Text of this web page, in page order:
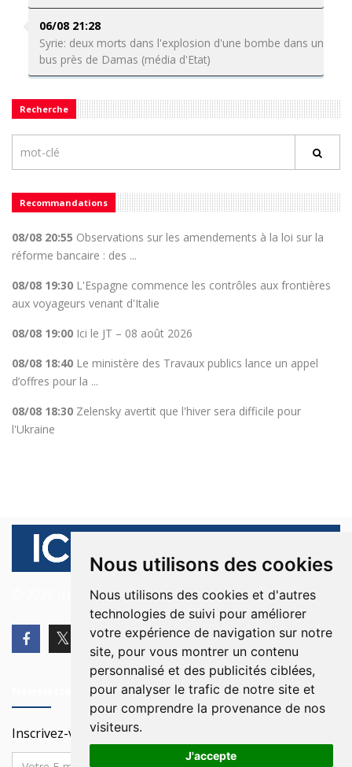
Nous utilisons des cookies
Nous utilisons des cookies et d'autres
technologies de suivi pour améliorer
votre expérience de navigation sur notre
site, pour vous montrer un contenu
personnalisé et des publicités ciblées,
pour analyser le trafic de notre site et
pour comprendre la provenance de nos
visiteurs.
J'accepte
06/08 21:28
Syrie: deux morts dans l'explosion d'une bombe dans un
bus près de Damas (média d'Etat)
Recherche
Recommandations
08/08 20:55 Observations sur les amendements à la loi sur la
réforme bancaire : des ...
08/08 19:30 L'Espagne commence les contrôles aux frontières
aux voyageurs venant d'Italie
08/08 19:00 Ici le JT – 08 août 2026
08/08 18:40 Le ministère des Travaux publics lance un appel
d’offres pour la ...
08/08 18:30 Zelensky avertit que l'hiver sera difficile pour
l'Ukraine
© 2026 Ici Beyrouth. Tous les droits sont réservés.
Inscrivez-vous à notre Newsletter